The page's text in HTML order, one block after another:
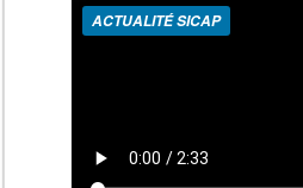
ACTUALITÉ SICAP